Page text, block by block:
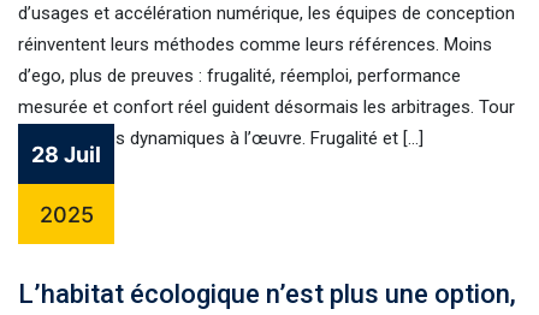
d’usages et accélération numérique, les équipes de conception
réinventent leurs méthodes comme leurs références. Moins
d’ego, plus de preuves : frugalité, réemploi, performance
mesurée et confort réel guident désormais les arbitrages. Tour
d’horizon des dynamiques à l’œuvre. Frugalité et […]
28 Juil
2025
L’habitat écologique n’est plus une option,